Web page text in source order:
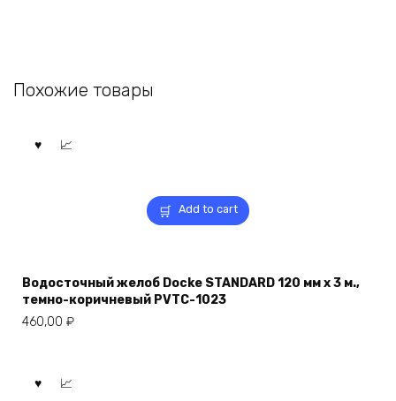
Похожие товары
Add to cart
Водосточный желоб Docke STANDARD 120 мм х 3 м.,
темно-коричневый PVTC-1023
460,00 ₽